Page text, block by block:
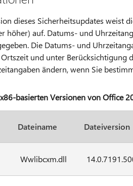
dieses Sicherheitsupdates weist
höher) auf. Datums- und
Die Datums- und
und unter Berücksichtigung
ändern, wenn Sie
basierten Versionen von Office
Dateiname Dateiversion
Wwlibcxm.dll